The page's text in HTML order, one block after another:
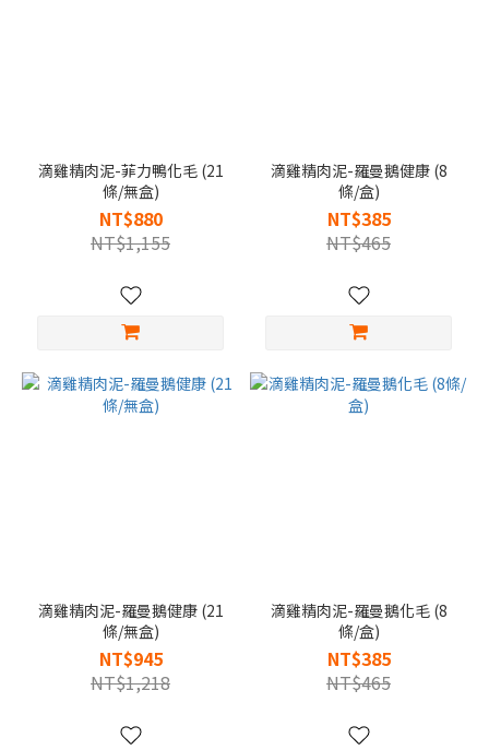
滴雞精肉泥-菲力鴨化毛 (21
條/無盒)
NT$880
NT$1,155
滴雞精肉泥-羅曼鵝健康 (8
條/盒)
NT$385
NT$465
滴雞精肉泥-羅曼鵝健康 (21
條/無盒)
NT$945
NT$1,218
滴雞精肉泥-羅曼鵝化毛 (8
條/盒)
NT$385
NT$465